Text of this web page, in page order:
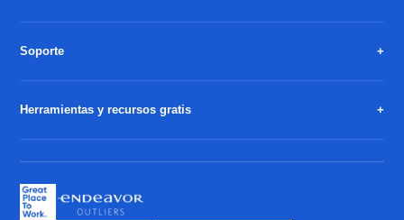
Soporte
Herramientas y recursos gratis